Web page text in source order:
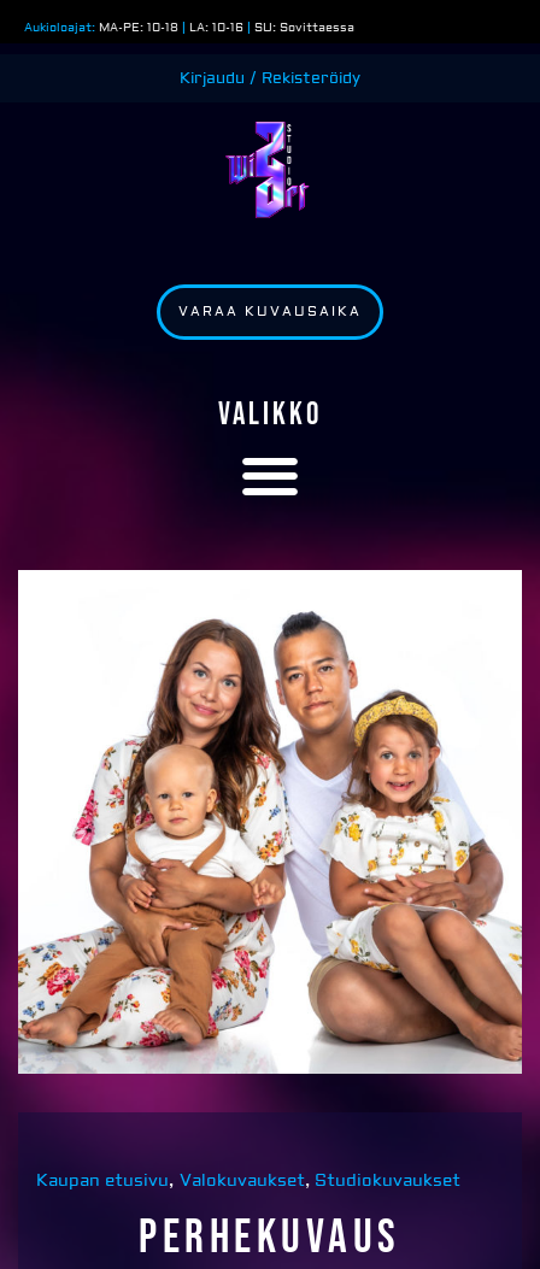
sisältöön
Aukioloajat: MA-PE: 10-18 | LA: 10-16 | SU: Sovittaessa
Kirjaudu / Rekisteröidy
VARAA KUVAUSAIKA
VALIKKO
Kaupan etusivu, Valokuvaukset, Studiokuvaukset
Perhekuvaus